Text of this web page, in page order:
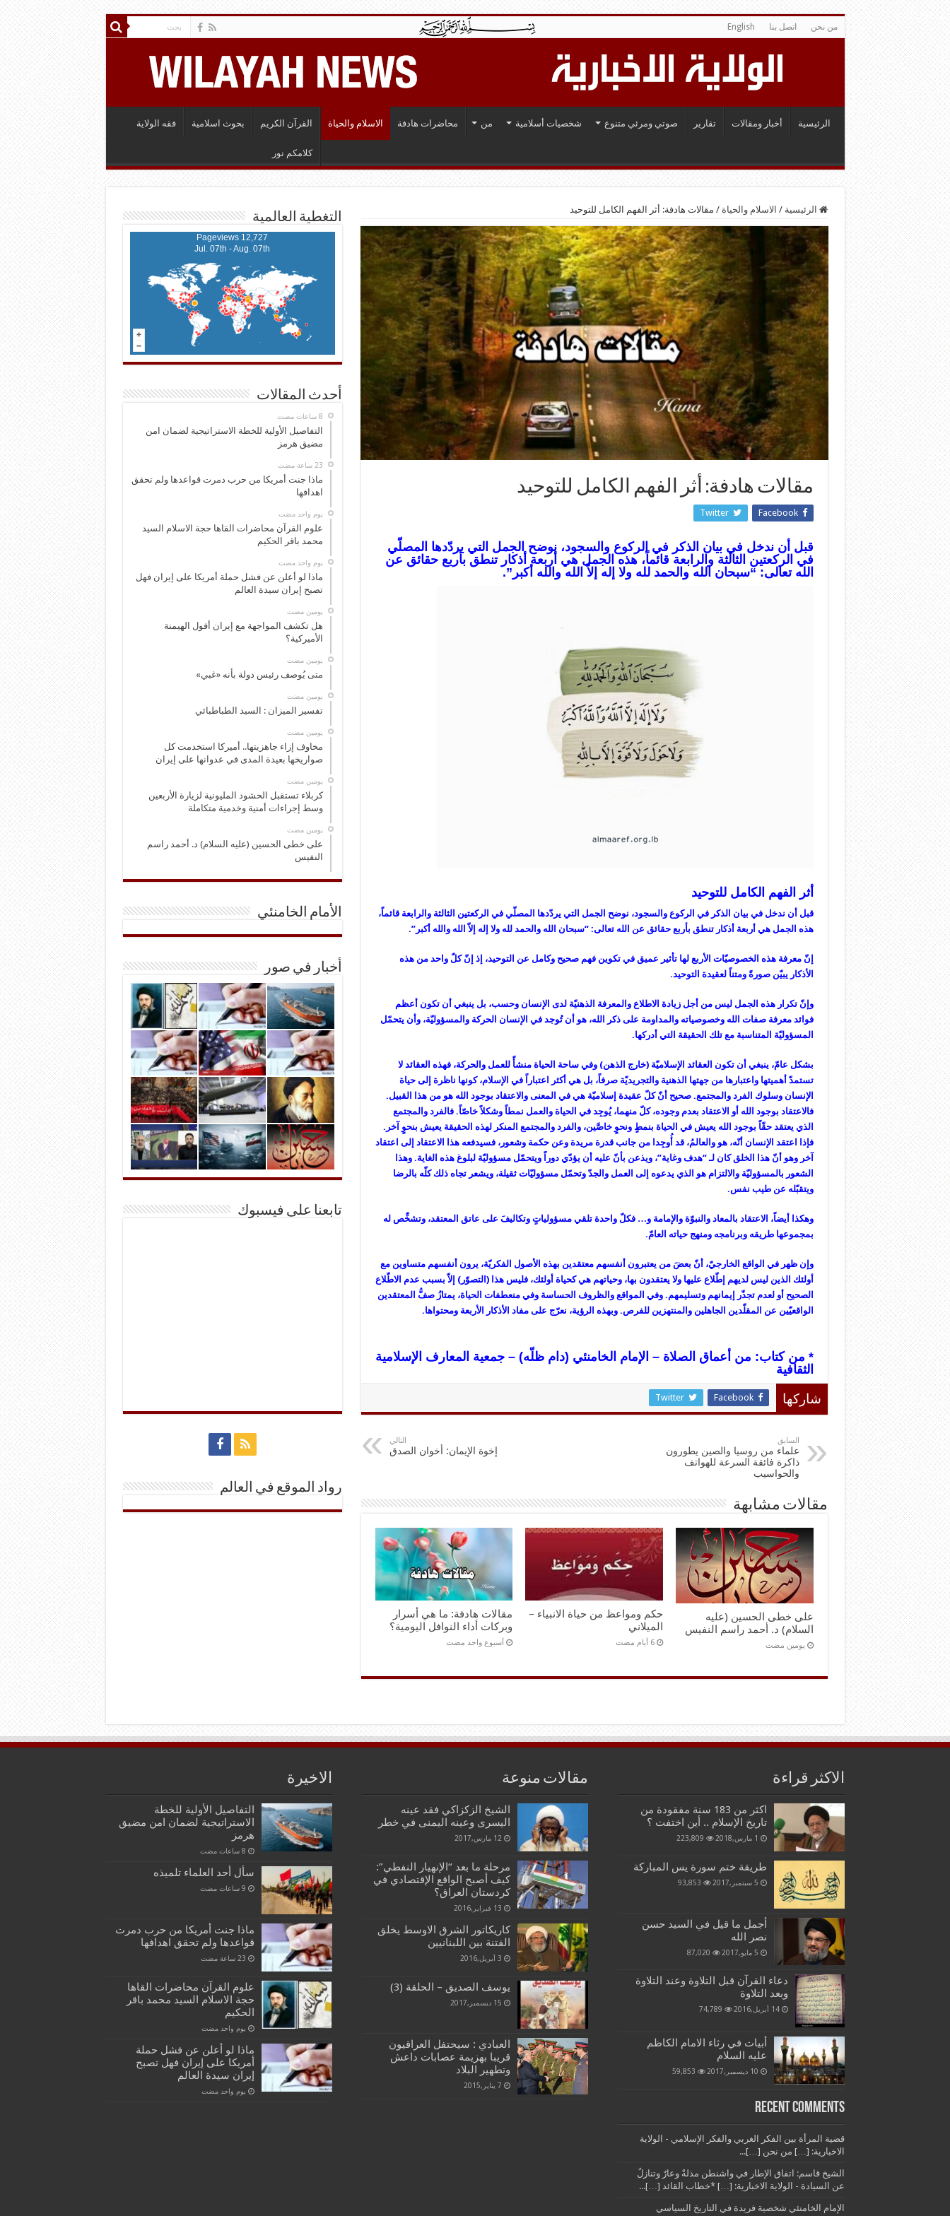
من نحن اتصل بنا English
الرئيسية أخبار ومقالات تقارير صوتي ومرئي متنوع شخصيات أسلامية من محاضرات هادفة الاسلام والحياة القرآن الكريم بحوث اسلامية فقه الولاية
كلامكم نور
الرئيسية / الاسلام والحياة / مقالات هادفة: أثر الفهم الكامل للتوحيد
مقالات هادفة: أثر الفهم الكامل للتوحيد
Facebook
Twitter
قبل أن ندخل في بيان الذكر في الركوع والسجود، نوضح الجمل التي يردّدها المصلّي
في الركعتين الثالثة والرابعة قائماً، هذه الجمل هي أربعة أذكار تنطق بأربع حقائق عن
الله تعالى: “سبحان الله والحمد لله ولا إله إلاّ الله والله أكبر”.
أثر الفهم الكامل للتوحيد
قبل أن ندخل في بيان الذكر في الركوع والسجود، نوضح الجمل التي يردّدها المصلّي في الركعتين الثالثة والرابعة قائماً،
هذه الجمل هي أربعة أذكار تنطق بأربع حقائق عن الله تعالى: “سبحان الله والحمد لله ولا إله إلاّ الله والله أكبر”.
إنّ معرفة هذه الخصوصيّات الأربع لها تأثير عميق في تكوين فهم صحيح وكامل عن التوحيد، إذ إنّ كلّ واحد من هذه
الأذكار يبيّن صورةً ومتناً لعقيدة التوحيد.
وإنّ تكرار هذه الجمل ليس من أجل زيادة الاطلاع والمعرفة الذهنيّة لدى الإنسان وحسب، بل ينبغي أن تكون أعظم
فوائد معرفة صفات الله وخصوصياته والمداومة على ذكر الله، هو أن تُوجد في الإنسان الحركة والمسؤوليّة، وأن يتحمّل
المسؤوليّة المتناسبة مع تلك الحقيقة التي أدركها.
بشكل عامّ، ينبغي أن تكون العقائد الإسلاميّة (خارج الذهن) وفي ساحة الحياة منشأً للعمل والحركة، فهذه العقائد لا
تستمدّ أهميتها واعتبارها من جهتها الذهنية والتجريديّة صرفاً، بل هي أكثر اعتباراً في الإسلام، كونها ناظرة إلى حياة
الإنسان وسلوك الفرد والمجتمع. صحيح أنّ كلّ عقيدة إسلاميّة هي في المعنى والاعتقاد بوجود الله هو من هذا القبيل.
فالاعتقاد بوجود الله أو الاعتقاد بعدم وجوده، كلّ منهما، يُوجِد في الحياة والعمل نمطاً وشكلاً خاصّاً. فالفرد والمجتمع
الذي يعتقد حقّاً بوجود الله يعيش في الحياة بنمطٍ ونحوٍ خاصَّين، والفرد والمجتمع المنكر لهذه الحقيقة يعيش بنحوٍ آخر.
فإذا اعتقد الإنسان أنّه، هو والعالمُ، قد أُوجِدا من جانب قدرة مريدة وعن حكمة وشعور، فسيدفعه هذا الاعتقاد إلى اعتقاد
آخر وهو أنّ هذا الخلق كان لـ “هدف وغاية”، ويذعن بأنّ عليه أن يؤدّي دوراً ويتحمّل مسؤوليّة لبلوغ هذه الغاية. وهذا
الشعور بالمسؤوليّة والالتزام هو الذي يدعوه إلى العمل والجدّ وتحمّل مسؤوليّات ثقيلة، ويشعر تجاه ذلك كلّه بالرضا
ويتقبّله عن طيب نفس.
وهكذا أيضاً، الاعتقاد بالمعاد والنبوّة والإمامة و… فكلّ واحدة تلقي مسؤولياتٍ وتكاليفَ على عاتق المعتقد، وتشخِّص له
بمجموعها طريقه وبرنامجه ومنهج حياته العامّ.
وإن ظهر في الواقع الخارجيّ، أنّ بعضَ من يعتبرون أنفسهم معتقدين بهذه الأصول الفكريّة، يرون أنفسهم متساوين مع
أولئك الذين ليس لديهم إطّلاع عليها ولا يعتقدون بها، وحياتهم هي كحياة أولئك، فليس هذا (التصوّر) إلاّ بسبب عدم الاطّلاع
الصحيح أو لعدم تجذّر إيمانهم وتسليمهم. وفي المواقع والظروف الحساسة وفي منعطفات الحياة، يمتازُ صفُّ المعتقدين
الواقعيّين عن المقلّدين الجاهلين والمنتهزين للفرص. وبهذه الرؤية، نعرّج على مفاد الأذكار الأربعة ومحتواها.
* من كتاب: من أعماق الصلاة – الإمام الخامنئي (دام ظلّه) – جمعية المعارف الإسلامية
الثقافية
شاركها Facebook
Twitter
السابق
علماء من روسيا والصين يطورون
ذاكرة فائقة السرعة للهواتف
والحواسيب
التالي
إخوة الإيمان: أخوان الصدق
مقالات مشابهة
على خطى الحسين (عليه
السلام) د. أحمد راسم النفيس
‏يومين مضت
حكم ومواعظ من حياة الانبياء –
الميلاني
‏6 أيام مضت
مقالات هادفة: ما هي أسرار
وبركات أداء النوافل اليومية؟
‏أسبوع واحد مضت
التغطية العالمية
12,727 Pageviews
Jul. 07th - Aug. 07th
أحدث المقالات
التفاصيل الأولية للخطة الاستراتيجية لضمان امن
مضيق هرمز
ماذا جنت أمريكا من حرب دمرت قواعدها ولم تحقق
اهدافها
‏يوم واحد مضت
علوم القرآن محاضرات القاها حجة الاسلام السيد
محمد باقر الحكيم
‏يوم واحد مضت
ماذا لو أعلن عن فشل حملة أمريكا على إيران فهل
تصبح إيران سيدة العالم
‏يومين مضت
هل تكشف المواجهة مع إيران أفول الهيمنة
الأميركية؟
‏يومين مضت
متى يُوصف رئيس دولة بأنه «غبي»
‏يومين مضت
تفسير الميزان : السيد الطباطبائي
‏يومين مضت
مخاوف إزاء جاهزيتها.. أميركا استخدمت كل
صواريخها بعيدة المدى في عدوانها على إيران
‏يومين مضت
كربلاء تستقبل الحشود المليونية لزيارة الأربعين
وسط إجراءات أمنية وخدمية متكاملة
‏يومين مضت
على خطى الحسين (عليه السلام) د. أحمد راسم
النفيس
الأمام الخامنئي
أخبار في صور
تابعنا على فيسبوك
رواد الموقع في العالم
الاكثر قراءة
اكثر من 183 سنة مفقودة من
تاريخ الإسلام .. أين اختفت ؟
1 مارس,2018 223,809
طريقة ختم سورة يس المباركة
5 سبتمبر,2017 93,853
أجمل ما قيل في السيد حسن
نصر الله
5 مايو,2017 87,020
دعاء القرآن قبل التلاوة وعند التلاوة
وبعد التلاوة
14 أبريل,2016 74,789
أبيات في رثاء الامام الكاظم
عليه السلام
10 ديسمبر,2017 59,853
Recent Comments
قضية المرأة بين الفكر الغربي والفكر الإسلامي - الولاية
الاخبارية: […] من نحن […]...
الشيخ قاسم: اتفاق الإطار في واشنطن مذلةٌ وعارٌ وتنازلٌ
عن السيادة - الولاية الاخبارية: […] *خطاب القائد […]...
الإمام الخامنئي شخصية فريدة في التاريخ السياسي
مقالات منوعة
الشيخ الزكزاكي فقد عينه
اليسرى وعينه اليمنى في خطر
12 مارس,2017
مرحلة ما بعد “الإنهيار النفطي”:
كيف أصبح الواقع الإقتصادي في
كردستان العراق؟
13 فبراير,2016
كاريكاتور الشرق الاوسط يخلق
الفتنة بين اللبنانيين
3 أبريل,2016
يوسف الصديق – الحلقة (3)
15 ديسمبر,2017
العبادي : سيحتفل العراقيون
قريبا بهزيمة عصابات داعش
وتطهير البلاد
7 يناير,2015
الاخيرة
التفاصيل الأولية للخطة
الاستراتيجية لضمان امن مضيق
هرمز
سأل أحد العلماء تلميذه
ماذا جنت أمريكا من حرب دمرت
قواعدها ولم تحقق اهدافها
علوم القرآن محاضرات القاها
حجة الاسلام السيد محمد باقر
الحكيم
‏يوم واحد مضت
ماذا لو أعلن عن فشل حملة
أمريكا على إيران فهل تصبح
إيران سيدة العالم
‏يوم واحد مضت